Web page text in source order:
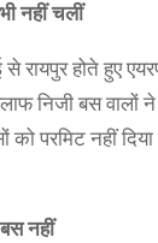
नहीं चलीं
से रायपुर होते हुए
निजी बस वालों
को परमिट नहीं
नहीं